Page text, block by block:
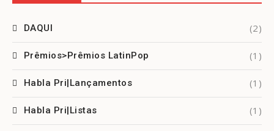
DAQUI (2)
Prêmios>Prêmios LatinPop (1)
Habla Pri|Lançamentos (1)
Habla Pri|Listas (1)